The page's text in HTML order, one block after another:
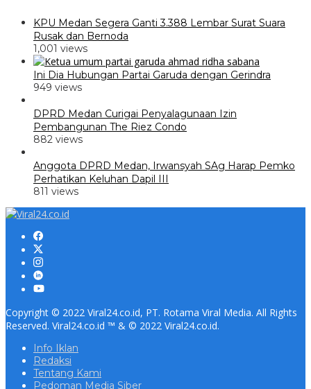
KPU Medan Segera Ganti 3.388 Lembar Surat Suara
Rusak dan Bernoda
1,001 views
Ini Dia Hubungan Partai Garuda dengan Gerindra
949 views
DPRD Medan Curigai Penyalagunaan Izin
Pembangunan The Riez Condo
882 views
Anggota DPRD Medan, Irwansyah SAg Harap Pemko
Perhatikan Keluhan Dapil III
811 views
Copyright © 2022 Viral24.co.id, PT. Rotama Viral Media. All Rights
Reserved. Viral24.co.id ™ & © 2022 Viral24.co.id.
Info Iklan
Redaksi
Tentang Kami
Pedoman Media Siber